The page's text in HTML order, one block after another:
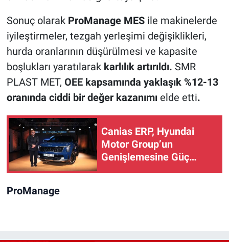
Sonuç olarak ProManage MESile makinelerde
iyileştirmeler, tezgah yerleşimi değişiklikleri,
hurda oranlarının düşürülmesi ve kapasite
boşlukları yaratılarakkarlılık artırıldı. SMR
PLAST MET, OEE kapsamında yaklaşık %12-13
oranında ciddi bir değer kazanımı elde etti.
Canias ERP, Hyundai
Motor Group’un
Genişlemesine Güç
Katıyor
ProManage